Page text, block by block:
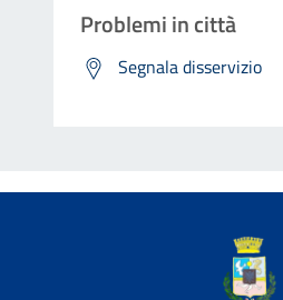
Problemi in città
Segnala disservizio